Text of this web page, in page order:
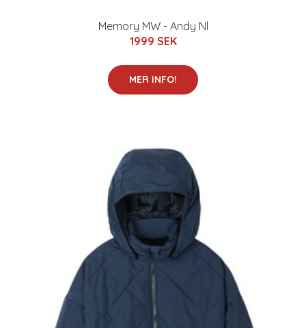
Memory MW - Andy Nl
1999 SEK
MER INFO!